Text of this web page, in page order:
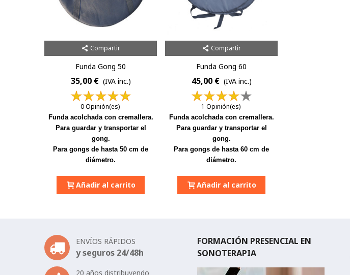
Compartir
Funda Gong 50
35,00 € (IVA inc.)
0 Opinión(es)
Funda acolchada con cremallera.
Para guardar y transportar el
gong.
Para gongs de hasta 50 cm de
diámetro.
Añadir al carrito
Compartir
Funda Gong 60
45,00 € (IVA inc.)
1 Opinión(es)
Funda acolchada con cremallera.
Para guardar y transportar el
gong.
Para gongs de hasta 60 cm de
diámetro.
Añadir al carrito
ENVÍOS RÁPIDOS
y seguros 24/48h
20 años distribuyendo
FORMACIÓN PRESENCIAL EN
SONOTERAPIA